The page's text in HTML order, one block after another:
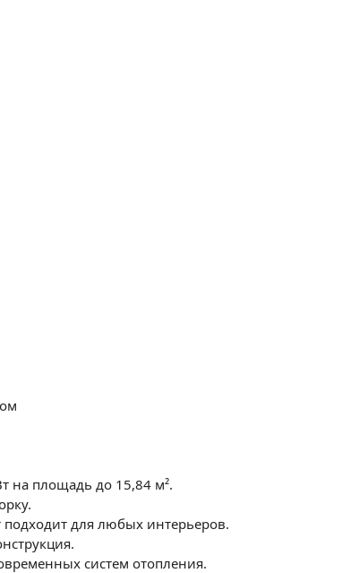
на площадь до 15,84 м².
для любых интерьеров.
систем отопления.